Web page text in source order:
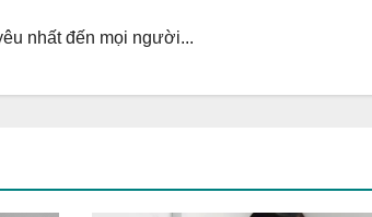
nhất đến mọi người...